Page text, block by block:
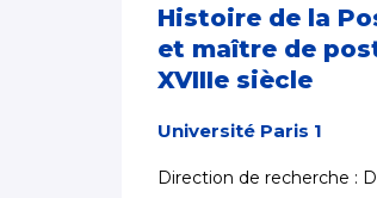
Histoire de la
et maître de
XVIIIe siècle
Université Paris 1
Direction de recherche :